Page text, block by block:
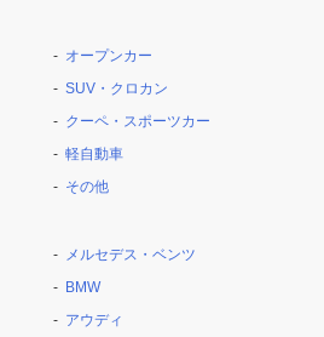
オープンカー
SUV・クロカン
クーペ・スポーツカー
軽自動車
その他
メルセデス・ベンツ
BMW
アウディ